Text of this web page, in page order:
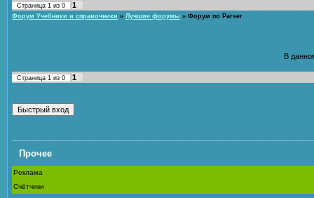
Страница 1 из 0 1
Форум Учебники и справочники » Лучшие форумы » Форум по Parser
В
Страница 1 из 0 1
Прочее
Реклама
Счётчики